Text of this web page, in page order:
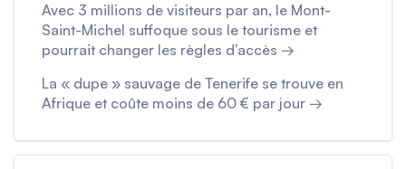
Avec 3 millions de visiteurs par an, le Mont-
Saint-Michel suffoque sous le tourisme et
pourrait changer les règles d’accès →
La « dupe » sauvage de Tenerife se trouve en
Afrique et coûte moins de 60 € par jour →